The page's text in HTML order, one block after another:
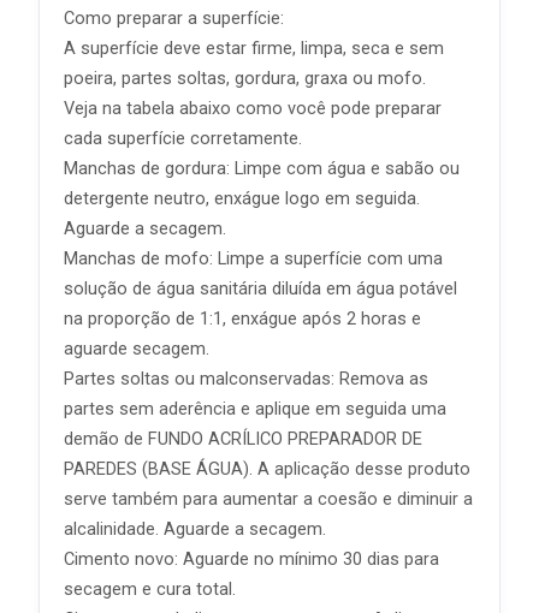
Como preparar a superfície:
A superfície deve estar firme, limpa, seca e sem
poeira, partes soltas, gordura, graxa ou mofo.
Veja na tabela abaixo como você pode preparar
cada superfície corretamente.
Manchas de gordura: Limpe com água e sabão ou
detergente neutro, enxágue logo em seguida.
Aguarde a secagem.
Manchas de mofo: Limpe a superfície com uma
solução de água sanitária diluída em água potável
na proporção de 1:1, enxágue após 2 horas e
aguarde secagem.
Partes soltas ou malconservadas: Remova as
partes sem aderência e aplique em seguida uma
demão de FUNDO ACRÍLICO PREPARADOR DE
PAREDES (BASE ÁGUA). A aplicação desse produto
serve também para aumentar a coesão e diminuir a
alcalinidade. Aguarde a secagem.
Cimento novo: Aguarde no mínimo 30 dias para
secagem e cura total.